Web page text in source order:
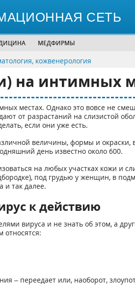
СЕТЬ
МЕДФИРМЫ
кожвенерология
на интимных
местах. Однако это вовсе не
от разрастаний на слизистой
если они уже есть.
величины, формы и
день известно около 600.
на любых участках кожи и
под грудью у женщин, в
и так далее.
к действию
вируса и не знать об этом, а
относятся:
– переедает или, наоборот,